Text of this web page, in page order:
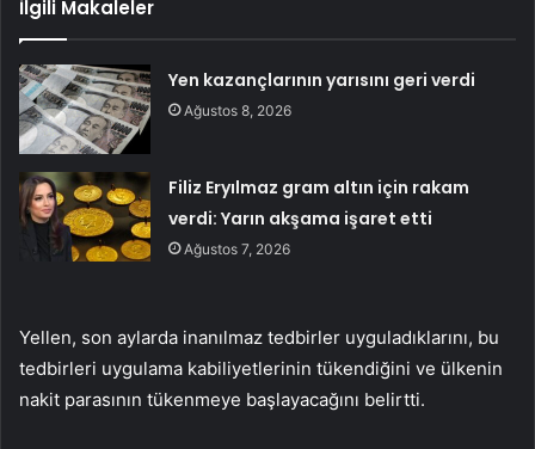
İlgili Makaleler
Yen kazançlarının yarısını geri verdi
Ağustos 8, 2026
Filiz Eryılmaz gram altın için rakam
verdi: Yarın akşama işaret etti
Ağustos 7, 2026
Yellen, son aylarda inanılmaz tedbirler uyguladıklarını, bu
tedbirleri uygulama kabiliyetlerinin tükendiğini ve ülkenin
nakit parasının tükenmeye başlayacağını belirtti.